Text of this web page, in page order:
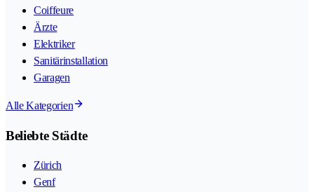
Coiffeure
Ärzte
Elektriker
Sanitärinstallation
Garagen
Alle Kategorien
Beliebte Städte
Zürich
Genf